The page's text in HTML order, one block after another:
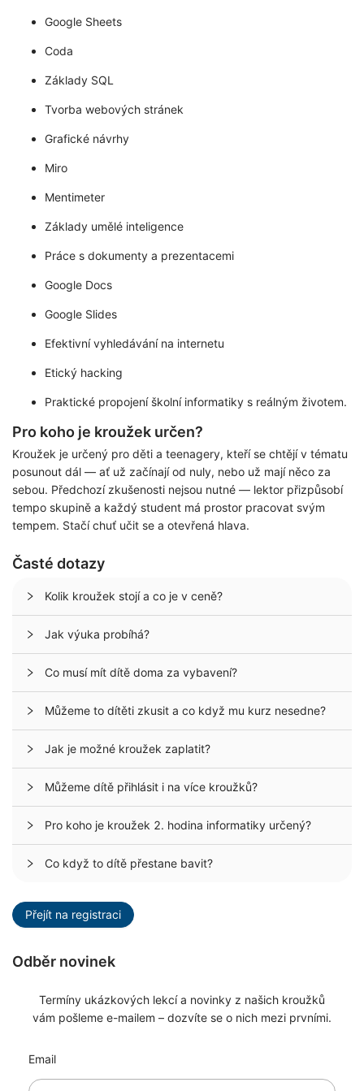
Google Sheets
Coda
Základy SQL
Tvorba webových stránek
Grafické návrhy
Miro
Mentimeter
Základy umělé inteligence
Práce s dokumenty a prezentacemi
Google Docs
Google Slides
Efektivní vyhledávání na internetu
Etický hacking
Praktické propojení školní informatiky s reálným životem.
Pro koho je kroužek určen?
Kroužek je určený pro děti a teenagery, kteří se chtějí v tématu
posunout dál — ať už začínají od nuly, nebo už mají něco za
sebou. Předchozí zkušenosti nejsou nutné — lektor přizpůsobí
tempo skupině a každý student má prostor pracovat svým
tempem. Stačí chuť učit se a otevřená hlava.
Časté dotazy
Kolik kroužek stojí a co je v ceně?
Jak výuka probíhá?
Co musí mít dítě doma za vybavení?
Můžeme to dítěti zkusit a co když mu kurz nesedne?
Jak je možné kroužek zaplatit?
Můžeme dítě přihlásit i na více kroužků?
Pro koho je kroužek 2. hodina informatiky určený?
Co když to dítě přestane bavit?
Přejít na registraci
Odběr novinek
Termíny ukázkových lekcí a novinky z našich kroužků
vám pošleme e-mailem – dozvíte se o nich mezi prvními.
Email